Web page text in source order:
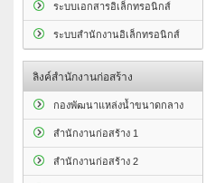
ระบบเอกสารอิเล็กทรอนิกส์
ระบบสำนักงานอิเล็กทรอนิกส์
ลิงค์สำนักงานก่อสร้าง
กองพัฒนาแหล่งน้ำขนาดกลาง
สำนักงานก่อสร้าง 1
สำนักงานก่อสร้าง 2